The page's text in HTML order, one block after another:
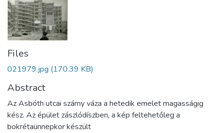
Files
021979.jpg (170.39 KB)
Abstract
Az Asbóth utcai szárny váza a hetedik emelet magasságig
kész. Az épület zászlódíszben, a kép feltehetőleg a
bokrétaünnepkor készült